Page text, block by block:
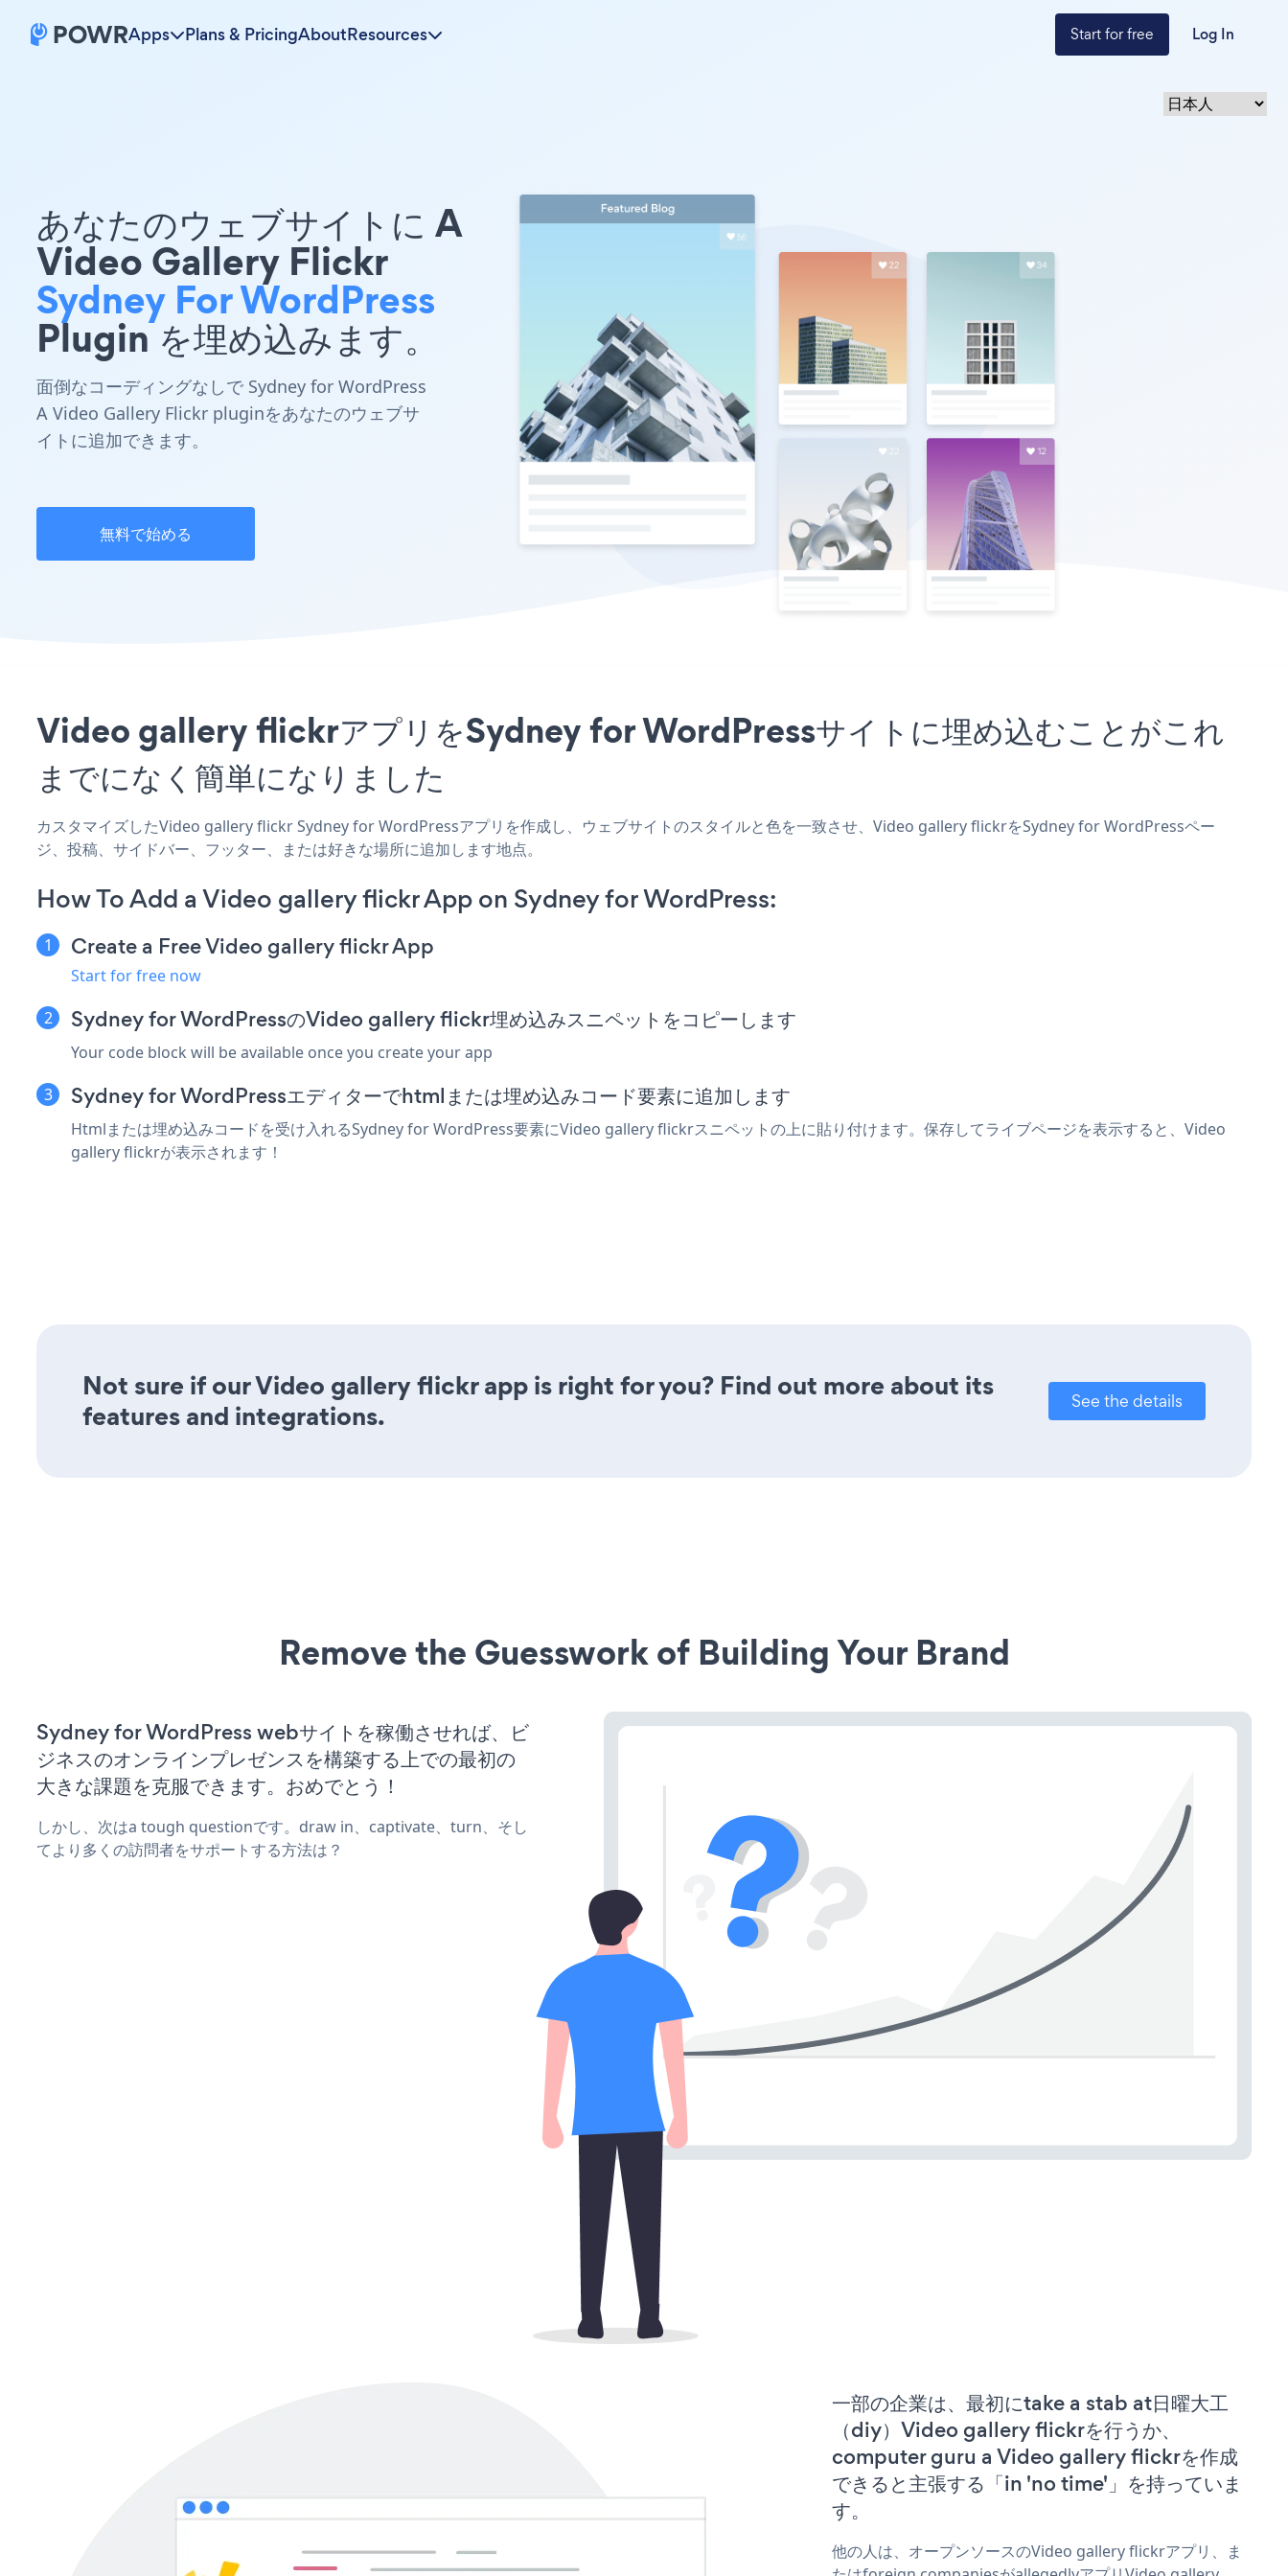
Apps Plans & PricingAboutResources Start for free Log In
あなたのウェブサイトに A
Video Gallery Flickr
Sydney For WordPress
Plugin を埋め込みます。
面倒なコーディングなしで Sydney for WordPress
A Video Gallery Flickr pluginをあなたのウェブサ
イトに追加できます。
無料で始める
Video gallery flickrアプリをSydney for WordPressサイトに埋め込むことがこれ
までになく簡単になりました
カスタマイズしたVideo gallery flickr Sydney for WordPressアプリを作成し、ウェブサイトのスタイルと色を一致させ、Video gallery flickrをSydney for WordPressペー
ジ、投稿、サイドバー、フッター、または好きな場所に追加します地点。
How To Add a Video gallery flickr App on Sydney for WordPress:
Create a Free Video gallery flickr App
Start for free now
Sydney for WordPressのVideo gallery flickr埋め込みスニペットをコピーします
Your code block will be available once you create your app
Sydney for WordPressエディターでhtmlまたは埋め込みコード要素に追加します
Htmlまたは埋め込みコードを受け入れるSydney for WordPress要素にVideo gallery flickrスニペットの上に貼り付けます。保存してライブページを表示すると、Video
gallery flickrが表示されます！
Not sure if our Video gallery flickr app is right for you? Find out more about its
features and integrations.
See the details
Remove the Guesswork of Building Your Brand
Sydney for WordPress webサイトを稼働させれば、ビ
ジネスのオンラインプレゼンスを構築する上での最初の
大きな課題を克服できます。おめでとう！
しかし、次はa tough questionです。draw in、captivate、turn、そし
てより多くの訪問者をサポートする方法は？
一部の企業は、最初にtake a stab at日曜大工
（diy）Video gallery flickrを行うか、
computer guru a Video gallery flickrを作成
できると主張する「in 'no time'」を持っていま
す。
他の人は、オープンソースのVideo gallery flickrアプリ、ま